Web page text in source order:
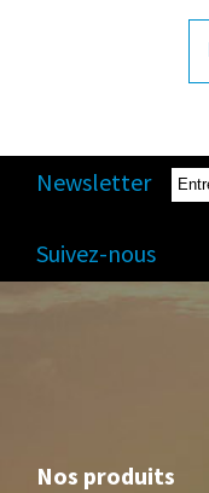
Newsletter
Suivez-nous
Nos produits